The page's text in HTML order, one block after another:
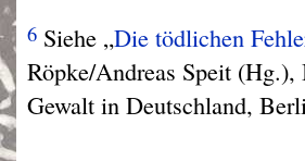
6 Siehe „Die tödlichen
Röpke/Andreas Speit
Gewalt in Deutschland,